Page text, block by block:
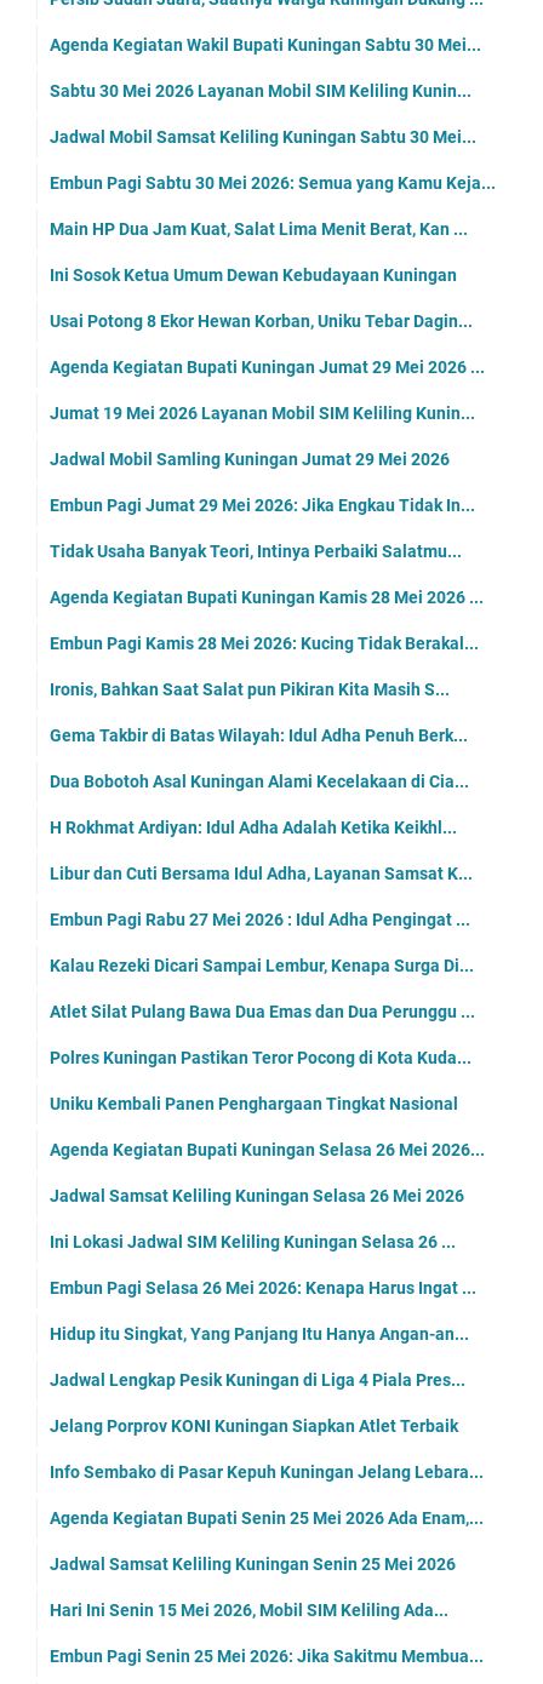
Agenda Kegiatan Wakil Bupati Kuningan Sabtu 30 Mei...
Sabtu 30 Mei 2026 Layanan Mobil SIM Keliling Kunin...
Jadwal Mobil Samsat Keliling Kuningan Sabtu 30 Mei...
Embun Pagi Sabtu 30 Mei 2026: Semua yang Kamu Keja...
Main HP Dua Jam Kuat, Salat Lima Menit Berat, Kan ...
Ini Sosok Ketua Umum Dewan Kebudayaan Kuningan
Usai Potong 8 Ekor Hewan Korban, Uniku Tebar Dagin...
Agenda Kegiatan Bupati Kuningan Jumat 29 Mei 2026 ...
Jumat 19 Mei 2026 Layanan Mobil SIM Keliling Kunin...
Jadwal Mobil Samling Kuningan Jumat 29 Mei 2026
Embun Pagi Jumat 29 Mei 2026: Jika Engkau Tidak In...
Tidak Usaha Banyak Teori, Intinya Perbaiki Salatmu...
Agenda Kegiatan Bupati Kuningan Kamis 28 Mei 2026 ...
Embun Pagi Kamis 28 Mei 2026: Kucing Tidak Berakal...
Ironis, Bahkan Saat Salat pun Pikiran Kita Masih S...
Gema Takbir di Batas Wilayah: Idul Adha Penuh Berk...
Dua Bobotoh Asal Kuningan Alami Kecelakaan di Cia...
H Rokhmat Ardiyan: Idul Adha Adalah Ketika Keikhl...
Libur dan Cuti Bersama Idul Adha, Layanan Samsat K...
Embun Pagi Rabu 27 Mei 2026 : Idul Adha Pengingat ...
Kalau Rezeki Dicari Sampai Lembur, Kenapa Surga Di...
Atlet Silat Pulang Bawa Dua Emas dan Dua Perunggu ...
Polres Kuningan Pastikan Teror Pocong di Kota Kuda...
Uniku Kembali Panen Penghargaan Tingkat Nasional
Agenda Kegiatan Bupati Kuningan Selasa 26 Mei 2026...
Jadwal Samsat Keliling Kuningan Selasa 26 Mei 2026
Ini Lokasi Jadwal SIM Keliling Kuningan Selasa 26 ...
Embun Pagi Selasa 26 Mei 2026: Kenapa Harus Ingat ...
Hidup itu Singkat, Yang Panjang Itu Hanya Angan-an...
Jadwal Lengkap Pesik Kuningan di Liga 4 Piala Pres...
Jelang Porprov KONI Kuningan Siapkan Atlet Terbaik
Info Sembako di Pasar Kepuh Kuningan Jelang Lebara...
Agenda Kegiatan Bupati Senin 25 Mei 2026 Ada Enam,...
Jadwal Samsat Keliling Kuningan Senin 25 Mei 2026
Hari Ini Senin 15 Mei 2026, Mobil SIM Keliling Ada...
Embun Pagi Senin 25 Mei 2026: Jika Sakitmu Membua...